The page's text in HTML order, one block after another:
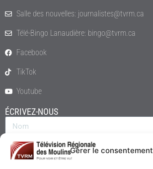
Gérer le consentement
Salle des nouvelles: journalistes@tvrm.ca
Télé-Bingo Lanaudière: bingo@tvrm.ca
Facebook
TikTok
Youtube
ÉCRIVEZ-NOUS